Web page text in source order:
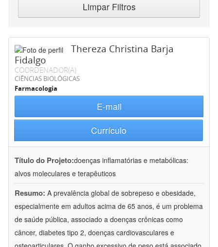
Limpar Filtros
Thereza Christina Barja
Fidalgo
COORDENADOR(A)
CIÊNCIAS BIOLÓGICAS
Farmacologia
E-mail
Currículo
Título do Projeto:doenças inflamatórias e metabólicas:
alvos moleculares e terapêuticos
Resumo: A prevalência global de sobrepeso e obesidade,
especialmente em adultos acima de 65 anos, é um problema
de saúde pública, associado a doenças crônicas como
câncer, diabetes tipo 2, doenças cardiovasculares e